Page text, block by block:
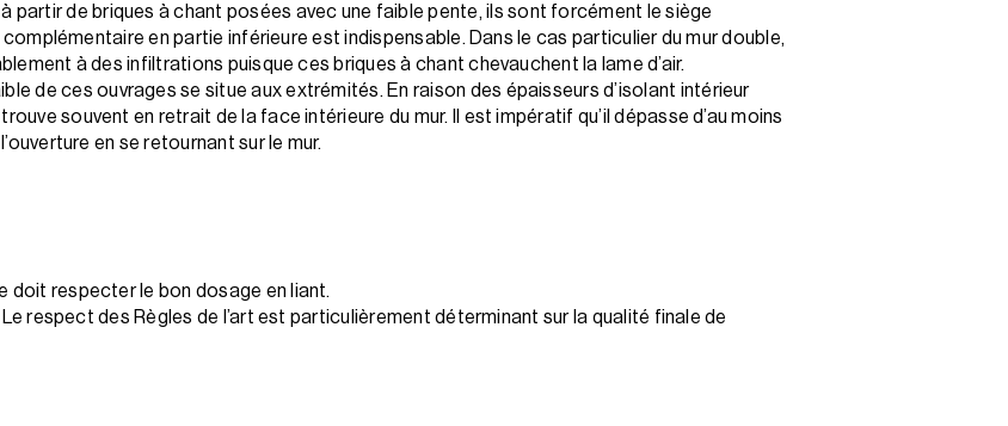
à partir de briques à chant posées avec une faible pente, ils sont forcément le siège
en partie inférieure est indispensable. Dans le cas particulier du mur double,
à des infiltrations puisque ces briques à chant chevauchent la lame d’air.
de ces ouvrages se situe aux extrémités. En raison des épaisseurs d’isolant intérieur
souvent en retrait de la face intérieure du mur. Il est impératif qu’il dépasse d’au moins
en se retournant sur le mur.
doit respecter le bon dosage en liant.
respect des Règles de l’art est particulièrement déterminant sur la qualité finale de